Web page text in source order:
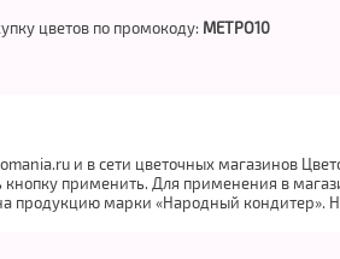
цветов по промокоду: МЕТРО10
и в сети цветочных магазинов
применить. Для применения в
продукцию марки «Народный кондитер».